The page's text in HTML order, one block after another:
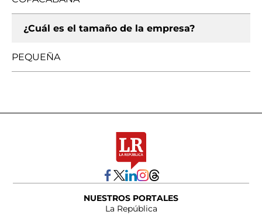
¿Cuál es el tamaño de la empresa?
PEQUEÑA
NUESTROS PORTALES
La República